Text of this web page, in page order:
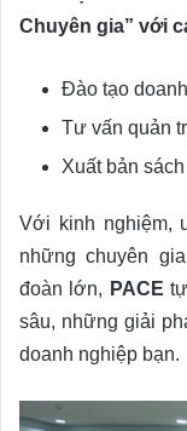
Chuyên gia” với
Đào tạo
Tư vấn quản
Xuất bản
Với kinh nghiệm,
những chuyên
đoàn lớn, PACE
sâu, những giải
doanh nghiệp bạn.